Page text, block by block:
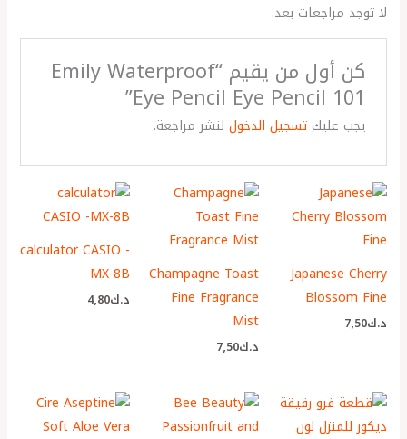
لا توجد مراجعات بعد.
كن أول من يقيم “Emily Waterproof
Eye Pencil Eye Pencil 101”
يجب عليك تسجيل الدخوللنشر مراجعة.
Japanese Cherry
Blossom Fine
د.ك7٫50
Champagne Toast
Fine Fragrance
Mist
د.ك7٫50
calculator CASIO -
MX-8B
د.ك4٫80